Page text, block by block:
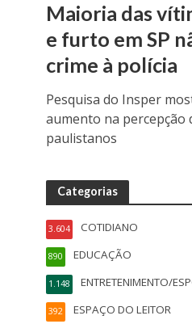
Maioria das
e furto em SP
crime à polícia
Pesquisa do Insper
aumento na percepção
paulistanos
Categorias
COTIDIANO
3.604
EDUCAÇÃO
890
ENTRETENIMENTO/
1.148
ESPAÇO DO LEITOR
392